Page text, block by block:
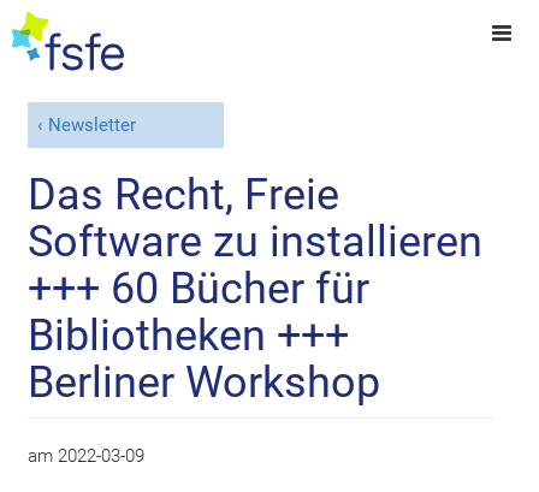
Newsletter
Das Recht, Freie
Software zu installieren
+++ 60 Bücher für
Bibliotheken +++
Berliner Workshop
am 2022-03-09